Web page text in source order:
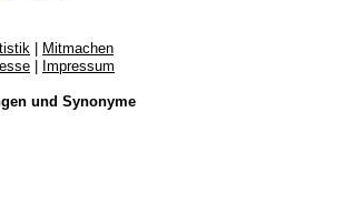
Mitmachen
Impressum
und Synonyme